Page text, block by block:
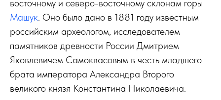
восточному и северо-восточному склонам горы
Машук. Оно было дано в 1881 году известным
российским археологом, исследователем
памятников древности России Дмитрием
Яковлевичем Самоквасовым в честь младшего
брата императора Александра Второго
великого князя Константина Николаевича.